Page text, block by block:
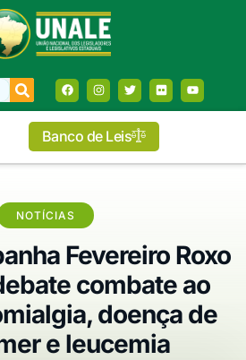
Banco de Leis
NOTÍCIAS
Fevereiro Roxo
combate ao
doença de
e leucemia